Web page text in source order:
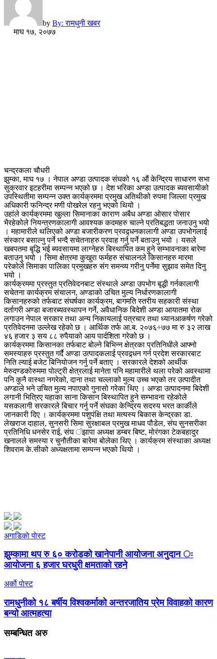
by By: रामधुनी खबर
माघ १७, २०७७
चन्द्रकला चौधरी
झुम्का, माघ १७ । नेपाल अण्डा उत्पादक संघको १६ औं केन्द्रिय साधारण सभा
सुक्रवार इटहरीमा सम्पन्न भएको छ । देश भरिका अण्डा उत्पादक ब्यवसायीको
उपस्थितीमा सम्पन्न उक्त कार्यक्रममा प्रमुख अतिथीको रुपमा जिल्ला प्रमुख
अधिकारी फनिन्द्र मणी पोखरेल रहनु भएको थियो ।
उहांले कार्यक्रममा खुल्ला सिमानाका काराण अबैध अण्डा ओसार पोसार
भैरहेकोले नियन्त्रणकालागी आवश्यक कदमहरु चाल्ने प्रतिबद्धता जनाउनु भयो
। महामारीले थलिएको अण्डा बजारीकरण प्रवद्र्धनकालागी अण्डा उपभोगलाई
संस्कार बसाल्नु पर्ने भन्दै सचेतनाहरु प्रवाह गर्नु पर्ने बताउनु भयो । यसले
खबपतमा बृद्धि भई ब्यवसायमा लाग्नेहरु बिस्थापित कम हुने सम्भावनाका बारेमा
बताउनु भयो । सिमा क्षेत्रमा कुखुरा फर्महरु संचालनले किसानहरु मारमा
परेकोले सिमाका पालिका प्रमुखहरु संग समन्व्य गरीनु पर्नेमा सुझाव समेत दिनु
भयो ।
कार्यक्रममा प्रस्तुत प्रतिवेदनबाट संस्थाले अण्डा उपभोग बृद्धी गर्नकालागी
सचेतना कार्यक्रम संचालन, अण्डाको उचित मुल्य निर्धारणकालागी
किसानहरुको तर्फबाट संघर्षका कार्यक्रम, बागमति स्तरीय सहकारी संस्था
दर्तागरी अण्डा बजारब्यवस्थापन गर्ने, अवैधानिक बिदेशी अण्डा आयातमा रोक
लगाउन नेपाल सरकार तथा अन्य निकायलाई पत्रचार तथा ध्यानआकर्षण गरेको
प्रतिवेदनमा उल्लेख रहेको छ । आर्थिक तर्फ आ.ब. २०७६÷७७ मा रु ३२ लाख
४६ हजार ३ सय ८८ रुपैयाको आय पार्दशिता गरेको छ ।
कार्यक्रममा किसानका तर्फबाट बोल्ने बिभिन्न क्षेत्रका प्रतिनिधीले आफ्नो
समस्याहरु प्रस्तुत गर्दै अण्डा उत्पादकलाई प्रवद्र्धन गर्न प्रदेश सरकारबाट
निति ल्याई बजेट बिनियोजन गर्नु पर्ने बताए । सरकारले देशको आर्थीक
मेरुदण्डकोरुममा पोल्ट्री क्षेत्रलाई मानेता पनि महामारीले थला परेको अवस्थामा
पनि कुनै वास्था नगरेको, दाना तथा चल्लाको मुल्य उच्च भएको तर उत्पादीत
अण्डाले भने उचित मुल्य नपाएको गुनासो गरेका थिए । अण्डा उत्पादनमा बिदेशी
लगानी भित्रिए यहाका साना किसान बिस्थापित हुने सम्भावना रहेकोले
यसकलागी सरकारले बिचार गर्नु पर्ने संघका केन्द्रिय सदस्य भरत कार्कीले
जानकारी दिए । कार्यक्रममा पशुपंक्षि तथा मत्यस्य बिकास केन्द्रका डा.
लेखराज दाहाल, सुनसरी सिमा सुरक्षाबल प्रमुख माधव पौडेल, संघ सुनसरीका
प्रतिनिधि धनसेर राई, संघ ंझापा अध्यक्ष डम्बर बिष्ट, मोरंगका टेकबहादुर
खनालले समस्या र चुनौतीका बारेमा बोलेका थिए । कार्यक्रम संस्थाका अध्यक्ष
शिवराम के.सीको अध्यक्षतामा सम्पन्न भएको थियो ।
अगाडिकाे पाेस्ट
झुम्कामा थप रु ६० करोडको खानेपानी आयोजना अनुदान ः
आयोजना ६ हजार घरधुरी क्षमताको रहने
अर्काे पाेस्ट
रामधुनीको १८ बर्षीय विश्वकर्माको अन्तरजातिय प्रेम विवाहको कारण
बन्यो आत्महत्या
सम्बन्धितअरु